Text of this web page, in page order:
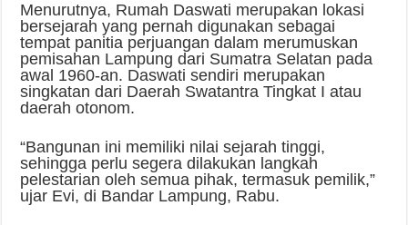
Menurutnya, Rumah Daswati merupakan lokasi
bersejarah yang pernah digunakan sebagai
tempat panitia perjuangan dalam merumuskan
pemisahan Lampung dari Sumatra Selatan pada
awal 1960-an. Daswati sendiri merupakan
singkatan dari Daerah Swatantra Tingkat I atau
daerah otonom.
“Bangunan ini memiliki nilai sejarah tinggi,
sehingga perlu segera dilakukan langkah
pelestarian oleh semua pihak, termasuk pemilik,”
ujar Evi, di Bandar Lampung, Rabu.